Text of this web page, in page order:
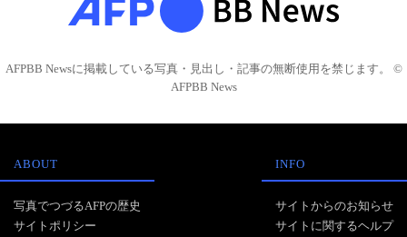
AFPBB Newsに掲載している写真・見出し・記事の無断使用を禁じます。 ©
AFPBB News
ABOUT
写真でつづるAFPの歴史
サイトポリシー
INFO
サイトからのお知らせ
サイトに関するヘルプ